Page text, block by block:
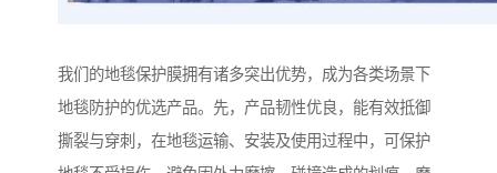
我们的地毯保护膜拥有诸多突出优势，成为各类场景下
地毯防护的优选产品。先，产品韧性优良，能有效抵御
撕裂与穿刺，在地毯运输、安装及使用过程中，可保护